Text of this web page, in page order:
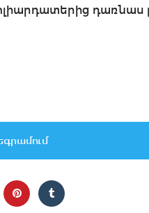
դառնաս